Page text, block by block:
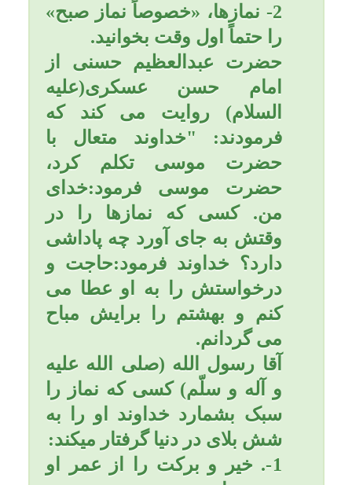
گم می شود چه باید بکنم؟
حضرت فرمودند: دو رکعت
نماز بخوان و در هر دو رکعت
بعد از حمد «یس» بخوان و بعد
از آن بگو: یا هادی الضالّهِ رُدَّ
عَلَیَّ ضالَّتی» ای هدایت کننده
گمشدگان، گمشده ام را به من
برگردان. آن شخص می گوید:
من این کار را کردم و بعد از
مدتی خداوند گمشده ام را به
من برگرداند.
از رسول گرامی اسلام (صلی
الله علیه و آله وسلم) نقل شده
است: هر کس سوره «یس» را
نوشته و پس از شستن از آب
آن بنوشد در درونش هزار گونه
دوا و نیز هزار گونه نور و یقین
و برکت و رحمت را وارد کرده
است و هر گونه دردی را از او
دور میکند.
از حضرت سلمان فارسی
(رحمة الله) روایت شده اگر
کسی ده روز بعد از نماز صبح
قبل از سخن گفتن با کسی،
سوره «یس» را بخواند و این
دعا را قبل از تلاوت سوره
مزبور ده مرتبه بخواند بعد
سوره را بخواند هر حاجتی را
که بخواهد انجام شود